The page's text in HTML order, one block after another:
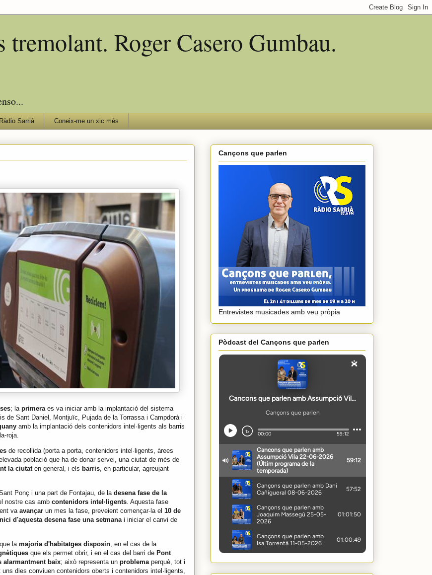
tremolant. Roger Casero Gumbau.
Sarrià Coneix-me un xic més
; la primera es va iniciar amb la implantació del sistema
de Sant Daniel, Montjuïc, Pujada de la Torrassa i Campdorà i
amb la implantació dels contenidors intel·ligents als barris
roja.
de recollida (porta a porta, contenidors intel·ligents, àrees
població que ha de donar servei, una ciutat de més de
la ciutat en general, i els barris , en particular, agreujant
Ponç i una part de Fontajau, de la desena fase de la
nostre cas amb contenidors intel·ligents . Aquesta fase
va avançar un mes la fase, preveient començar-la el 10 de
d'aquesta desena fase una setmana i iniciar el canvi de
la majoria d'habitatges disposin , en el cas de la
que els permet obrir, i en el cas del barri de Pont
alarmantment baix; això representa un problema perquè, tot i
dies conviuen contenidors oberts i contenidors intel·ligents,
Cançons que parlen
Entrevistes musicades amb veu pròpia
Pòdcast del Cançons que parlen